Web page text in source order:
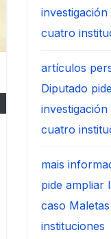
cuatro
artículos
Diputado
cuatro
mais
pide ampliar
caso
instituciones